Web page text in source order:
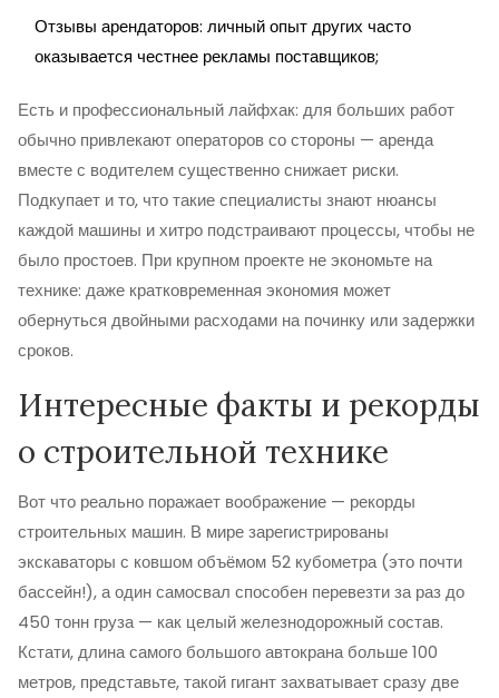
Отзывы арендаторов: личный опыт других часто
оказывается честнее рекламы поставщиков;
Есть и профессиональный лайфхак: для больших работ
обычно привлекают операторов со стороны — аренда
вместе с водителем существенно снижает риски.
Подкупает и то, что такие специалисты знают нюансы
каждой машины и хитро подстраивают процессы, чтобы не
было простоев. При крупном проекте не экономьте на
технике: даже кратковременная экономия может
обернуться двойными расходами на починку или задержки
сроков.
Интересные факты и рекорды
о строительной технике
Вот что реально поражает воображение — рекорды
строительных машин. В мире зарегистрированы
экскаваторы с ковшом объёмом 52 кубометра (это почти
бассейн!), а один самосвал способен перевезти за раз до
450 тонн груза — как целый железнодорожный состав.
Кстати, длина самого большого автокрана больше 100
метров, представьте, такой гигант захватывает сразу две